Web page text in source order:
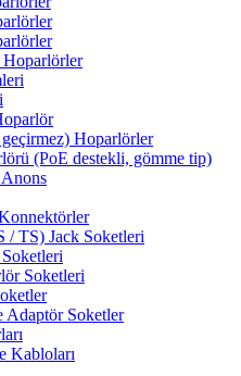
Hoparlörler
(PoE destekli, gömme tip)
/ TS) Jack Soketleri
Soketleri
Adaptör Soketler
Kabloları